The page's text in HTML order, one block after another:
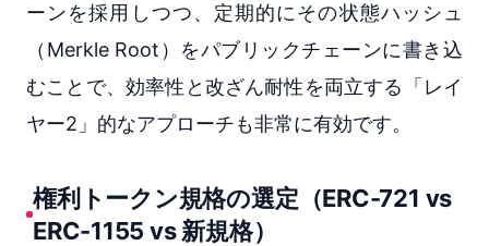
ーンを採用しつつ、定期的にその状態ハッシュ
（Merkle Root）をパブリックチェーンに書き込
むことで、効率性と改ざん耐性を両立する「レイ
ヤー2」的なアプローチも非常に有効です。
権利トークン規格の選定（ERC-721 vs
ERC-1155 vs 新規格）